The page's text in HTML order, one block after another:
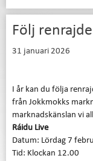
Följ
31 januari 2026
I år kan du följa
från Jokkmokks
marknadskänslan vi
Ráidu Live
Datum: Lördag 7
Tid: Klockan 12.00